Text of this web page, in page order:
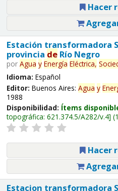
Hacer
Estación transformadora
provincia deRío Negro
por Agua y Energía Eléctrica,
Idioma: Español
Editor: Buenos Aires: Agua y
1988
Disponibilidad: Ítems
topográfica: 621.374.5/A282/v.4
Hacer
Estacion transformadora